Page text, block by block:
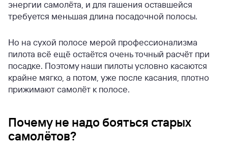
энергии самолёта, и для гашения оставшейся
требуется меньшая длина посадочной полосы.
Но на сухой полосе мерой профессионализма
пилота всё ещё остаётся очень точный расчёт при
посадке. Поэтому наши пилоты условно касаются
крайне мягко, а потом, уже после касания, плотно
прижимают самолёт к полосе.
Почему не надо бояться старых
самолётов?